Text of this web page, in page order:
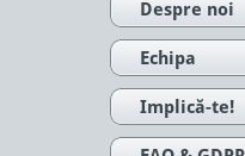
Despre noi
Echipa
Implică-te!